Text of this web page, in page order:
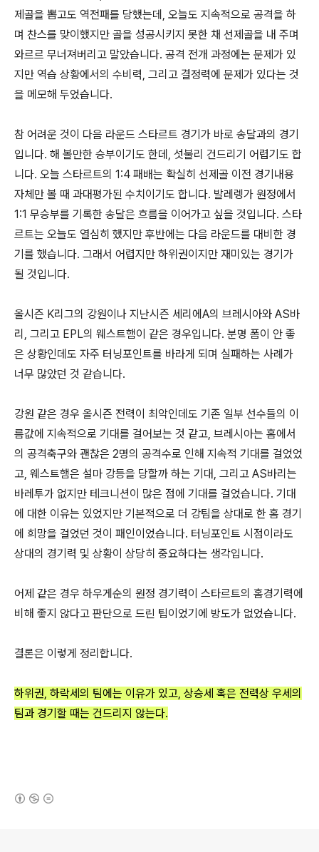
제골을 뽑고도 역전패를 당했는데, 오늘도 지속적으로 공격을 하
며 찬스를 맞이했지만 골을 성공시키지 못한 채 선제골을 내 주며
와르르 무너져버리고 말았습니다. 공격 전개 과정에는 문제가 있
지만 역습 상황에서의 수비력, 그리고 결정력에 문제가 있다는 것
을 메모해 두었습니다.
참 어려운 것이 다음 라운드 스타르트 경기가 바로 송달과의 경기
입니다. 해 볼만한 승부이기도 한데, 섯불리 건드리기 어렵기도 합
니다. 오늘 스타르트의 1:4 패배는 확실히 선제골 이전 경기내용
자체만 볼 때 과대평가된 수치이기도 합니다. 발레렝가 원정에서
1:1 무승부를 기록한 송달은 흐름을 이어가고 싶을 것입니다. 스타
르트는 오늘도 열심히 했지만 후반에는 다음 라운드를 대비한 경
기를 했습니다. 그래서 어렵지만 하위권이지만 재미있는 경기가
될 것입니다.
올시즌 K리그의 강원이나 지난시즌 세리에A의 브레시아와 AS바
리, 그리고 EPL의 웨스트햄이 같은 경우입니다. 분명 폼이 안 좋
은 상황인데도 자주 터닝포인트를 바라게 되며 실패하는 사례가
너무 많았던 것 같습니다.
강원 같은 경우 올시즌 전력이 최악인데도 기존 일부 선수들의 이
름값에 지속적으로 기대를 걸어보는 것 같고, 브레시아는 홈에서
의 공격축구와 괜찮은 2명의 공격수로 인해 지속적 기대를 걸었었
고, 웨스트햄은 설마 강등을 당할까 하는 기대, 그리고 AS바리는
바레투가 없지만 테크니션이 많은 점에 기대를 걸었습니다. 기대
에 대한 이유는 있었지만 기본적으로 더 강팀을 상대로 한 홈 경기
에 희망을 걸었던 것이 패인이었습니다. 터닝포인트 시점이라도
상대의 경기력 및 상황이 상당히 중요하다는 생각입니다.
어제 같은 경우 하우게순의 원정 경기력이 스타르트의 홈경기력에
비해 좋지 않다고 판단으로 드린 팁이었기에 방도가 없었습니다.
결론은 이렇게 정리합니다.
하위권, 하락세의 팀에는 이유가 있고, 상승세 혹은 전력상 우세의
팀과 경기할 때는 건드리지 않는다.